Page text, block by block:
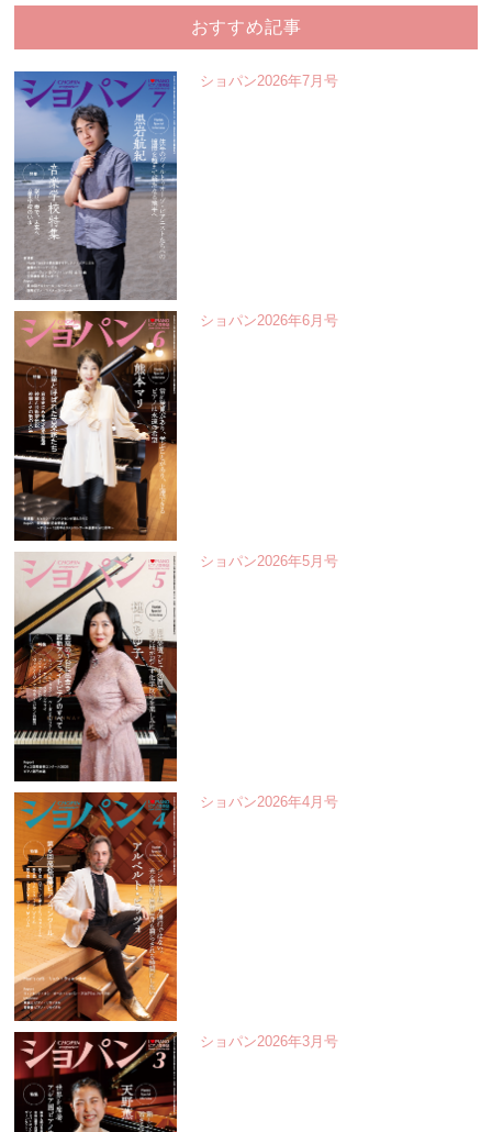
おすすめ記事
ショパン2026年7月号
ショパン2026年6月号
ショパン2026年5月号
ショパン2026年4月号
ショパン2026年3月号